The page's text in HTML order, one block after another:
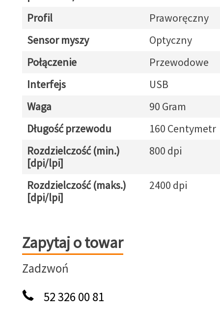
Profil
Praworęczny
Sensor myszy
Optyczny
Połączenie
Przewodowe
Interfejs
USB
Waga
90 Gram
Długość przewodu
160 Centymetr
Rozdzielczość (min.)
[dpi/lpi]
800 dpi
Rozdzielczość (maks.)
[dpi/lpi]
2400 dpi
Zapytaj o towar
Zapytaj o towar
Zadzwoń
52 326 00 81